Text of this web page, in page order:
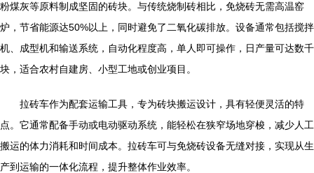
粉煤灰等原料制成坚固的砖块。与传统烧制砖相比，免烧砖无需高温窑
炉，节省能源达50%以上，同时避免了二氧化碳排放。设备通常包括搅拌
机、成型机和输送系统，自动化程度高，单人即可操作，日产量可达数千
块，适合农村自建房、小型工地或创业项目。
拉砖车作为配套运输工具，专为砖块搬运设计，具有轻便灵活的特
点。它通常配备手动或电动驱动系统，能轻松在狭窄场地穿梭，减少人工
搬运的体力消耗和时间成本。拉砖车可与免烧砖设备无缝对接，实现从生
产到运输的一体化流程，提升整体作业效率。